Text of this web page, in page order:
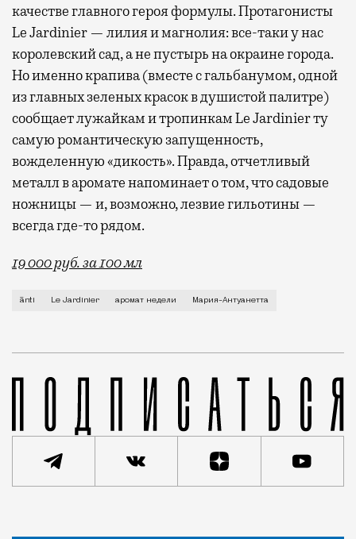
качестве главного героя формулы. Протагонисты
Le Jardinier — лилия и магнолия: все-таки у нас
королевский сад, а не пустырь на окраине города.
Но именно крапива (вместе с гальбанумом, одной
из главных зеленых красок в душистой палитре)
сообщает лужайкам и тропинкам Le Jardinier ту
самую романтическую запущенность,
вожделенную «дикость». Правда, отчетливый
металл в аромате напоминает о том, что садовые
ножницы — и, возможно, лезвие гильотины —
всегда где-то рядом.
19 000 руб. за 100 мл
Если попросить знакомого парфманьяка назвать
ānti Le Jardinier аромат недели Мария-Антуанетта